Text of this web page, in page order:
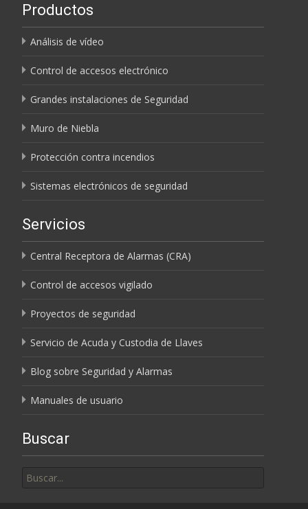
Productos
Análisis de vídeo
Control de accesos electrónico
Grandes instalaciones de Seguridad
Muro de Niebla
Protección contra incendios
Sistemas electrónicos de seguridad
Servicios
Central Receptora de Alarmas (CRA)
Control de accesos vigilado
Proyectos de seguridad
Servicio de Acuda y Custodia de Llaves
Blog sobre Seguridad y Alarmas
Manuales de usuario
Buscar
por: